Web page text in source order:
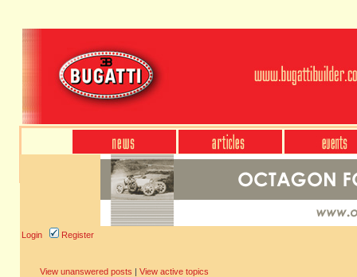
Login Register
View unanswered posts | View active topics